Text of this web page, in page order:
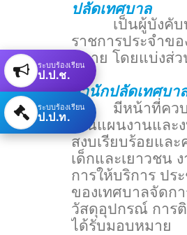
ปลัดเทศบาล
เป็นผู้บังคับบัญ
ราชการประจำข
หมาย โดยแบ่งส่
สำนักปลัดเทศบา
มีหน้าที่ควบคุม
งานแผนงานแล
สงบเรียบร้อยแล
เด็กและเยาวชน
การให้บริการ ป
ของเทศบาลจัดก
วัสดุอุปกรณ์ การติ
ได้รับมอบหมาย
ระบบร้องเรียน
ป.ป.ช.
ระบบร้องเรียน
ป.ป.ท.